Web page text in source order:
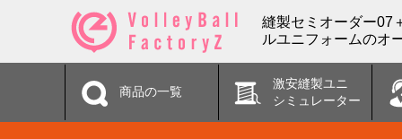
縫製セミオーダー07
ルユニフォームのオ
商品の一覧
激安縫製ユニ
シミュレーター